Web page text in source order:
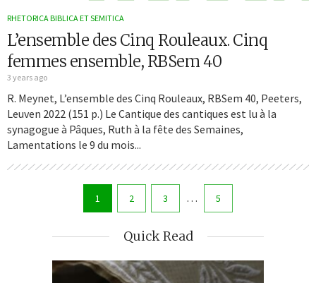
RHETORICA BIBLICA ET SEMITICA
L’ensemble des Cinq Rouleaux. Cinq
femmes ensemble, RBSem 40
3 years ago
R. Meynet, L’ensemble des Cinq Rouleaux, RBSem 40, Peeters,
Leuven 2022 (151 p.) Le Cantique des cantiques est lu à la
synagogue à Pâques, Ruth à la fête des Semaines,
Lamentations le 9 du mois...
1 2 3 … 5
Quick Read